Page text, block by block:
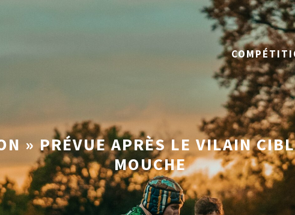
» PRÉVUE APRÈS LE VILAIN
MOUCHE